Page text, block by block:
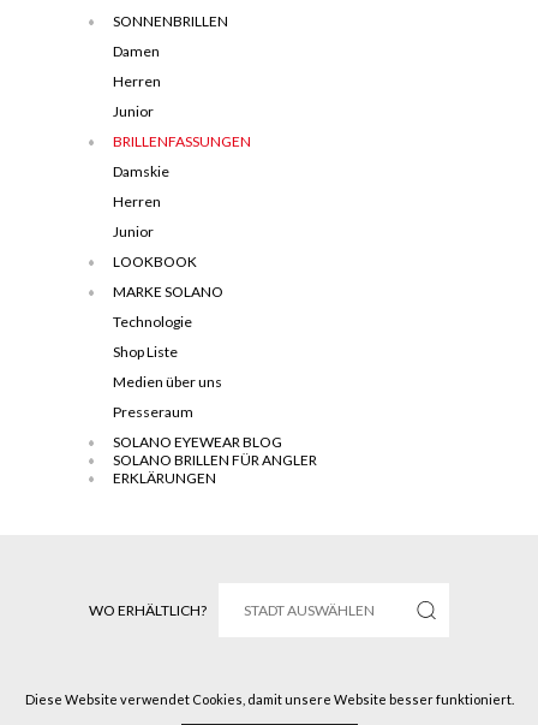
SONNENBRILLEN
Damen
Herren
Junior
BRILLENFASSUNGEN
Damskie
Herren
Junior
LOOKBOOK
MARKE SOLANO
Technologie
Shop Liste
Medien über uns
Presseraum
SOLANO EYEWEAR BLOG
SOLANO BRILLEN FÜR ANGLER
ERKLÄRUNGEN
WO ERHÄLTLICH?
Solano © 2016 All rights reserved.
Diese Website verwendet Cookies, damit unsere Website besser funktioniert.